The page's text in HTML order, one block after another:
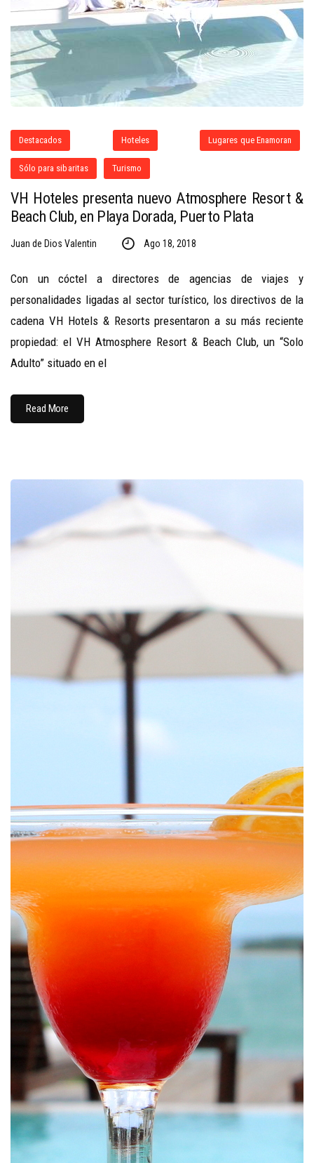
Destacados Hoteles Lugares que Enamoran
Sólo para sibaritas Turismo
VH Hoteles presenta nuevo Atmosphere Resort &
Beach Club, en Playa Dorada, Puerto Plata
Juan de Dios Valentin Ago 18, 2018
Con un cóctel a directores de agencias de viajes y
personalidades ligadas al sector turístico, los directivos de la
cadena VH Hotels & Resorts presentaron a su más reciente
propiedad: el VH Atmosphere Resort & Beach Club, un “Solo
Adulto” situado en el
Read More